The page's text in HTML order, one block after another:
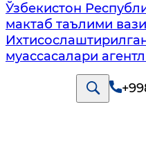
Ўзбекистон
мактаб таълими
муассасалари